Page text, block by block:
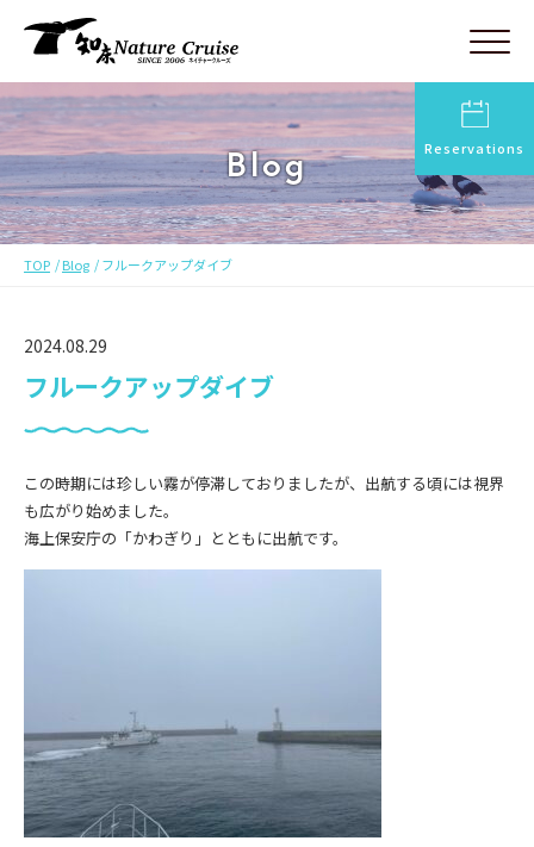
Reservations
Blog
TOP Blog フルークアップダイブ
2024.08.29
フルークアップダイブ
この時期には珍しい霧が停滞しておりましたが、出航する頃には視界
も広がり始めました。
海上保安庁の「かわぎり」とともに出航です。